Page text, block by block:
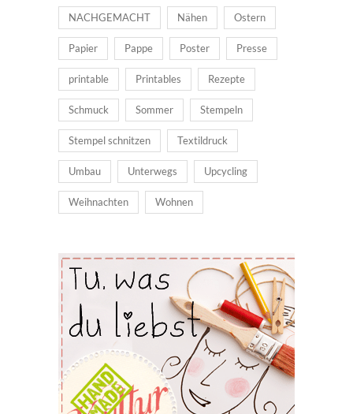
NACHGEMACHT Nähen Ostern
Papier Pappe Poster Presse
printable Printables Rezepte
Schmuck Sommer Stempeln
Stempel schnitzen Textildruck
Umbau Unterwegs Upcycling
Weihnachten Wohnen